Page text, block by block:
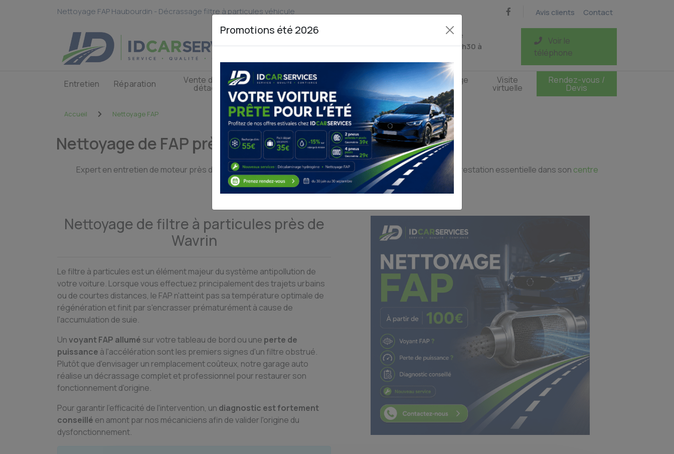
Nettoyage FAP Haubourdin - Décrassage filtre à particules véhicule Avis clients Contact
133 rue du Général
Mesny
du lundi au vendredi de
9h00 à 12h00 et de 13h30 à
Voir le
téléphone
Entretien Réparation Vente de pièces
détachées Diagnostic Décalaminage
Hydrogène
Nettoyage
FAP
Visite
virtuelle
Rendez-vous /
Devis
Promotions été 2026
Accueil Nettoyage FAP
Nettoyage de FAP près de Lille
Expert en entretien de moteur près de Lomme et Armentières,ID Car Servicespropose désormais une prestation essentielle dans son centre
automobile à Haubourdin: lenettoyage de FAP (Filtre à Particules).
Nettoyage de filtre à particules près de
Wavrin
Le filtre à particules est un élément majeur du système antipollution de
votre voiture. Lorsque vous effectuez principalement des trajets urbains
ou de courtes distances, le FAP n'atteint pas sa température optimale de
régénération et finit par s'encrasser prématurément à cause de
l'accumulation de suie.
Unvoyant FAP allumé sur votre tableau de bord ou une perte de
puissance à l'accélération sont les premiers signes d'un filtre obstrué.
Plutôt que d'envisager un remplacement coûteux, notre garage auto
réalise un décrassage complet et professionnel pour restaurer son
fonctionnement d'origine.
Pour garantir l'efficacité de l'intervention, un diagnostic est fortement
conseillé en amont par nos mécaniciens afin de valider l'origine du
dysfonctionnement.